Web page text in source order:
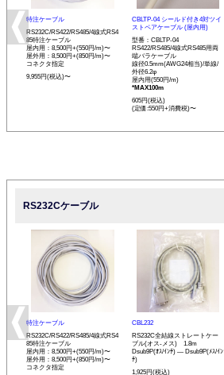
特注ケーブル
RS232C/RS422/RS485/4線式RS4
85特注ケーブル
屋内用：8,500円+(550円/m)〜
屋外用：8,500円+(850円/m)〜
コネクタ指定
9,955円(税込)〜
CBLTP-04 シールド付き4対ツイ
ストペアケーブル (屋内用)
型番：CBLTP-04
RS422/RS485/4線式RS485用両
端バラケーブル
線径0.5mm(AWG24相当)/単線/
外径6.2φ
屋内用(550円/m)
*MAX100m
605円(税込)
(定価:550円+消費税)〜
RS232Cケーブル
特注ケーブル
RS232C/RS422/RS485/4線式RS4
85特注ケーブル
屋内用：8,500円+(550円/m)〜
屋外用：8,500円+(850円/m)〜
コネクタ指定
CBL232
RS232C全結線ストレートケー
ブル(オス-メス) 1.8m
Dsub9P(ｵｽ/ｲﾝﾁ) ― Dsub9P(ﾒｽ/ｲﾝ
ﾁ)
1,925円(税込)